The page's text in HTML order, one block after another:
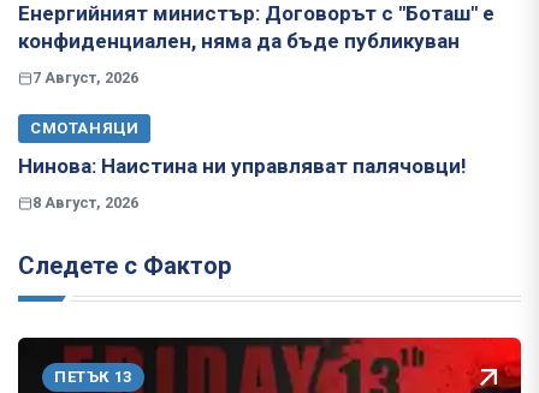
Енергийният министър: Договорът с "Боташ" е
конфиденциален, няма да бъде публикуван
7 Август, 2026
СМОТАНЯЦИ
Нинова: Наистина ни управляват палячовци!
8 Август, 2026
Следете с Фактор
ПЕТЪК 13